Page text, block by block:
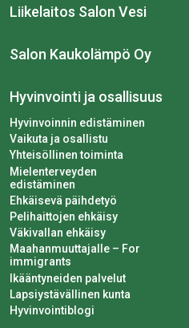
Liikelaitos Salon Vesi
Salon Kaukolämpö Oy
Hyvinvointi ja osallisuus
Hyvinvoinnin edistäminen
Vaikuta ja osallistu
Yhteisöllinen toiminta
Mielenterveyden
edistäminen
Ehkäisevä päihdetyö
Pelihaittojen ehkäisy
Väkivallan ehkäisy
Maahanmuuttajalle – For
immigrants
Ikääntyneiden palvelut
Lapsiystävällinen kunta
Hyvinvointiblogi